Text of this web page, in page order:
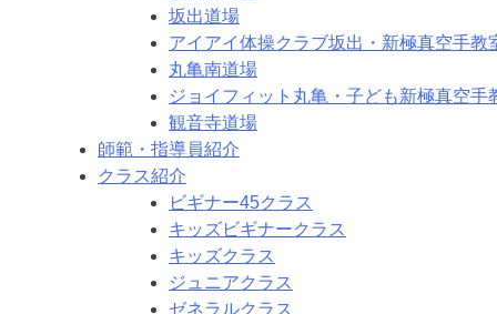
坂出道場
アイアイ体操クラブ坂出・新極真空手教
丸亀南道場
ジョイフィット丸亀・子ども新極真空手
観音寺道場
師範・指導員紹介
クラス紹介
ビギナー45クラス
キッズビギナークラス
キッズクラス
ジュニアクラス
ゼネラルクラス